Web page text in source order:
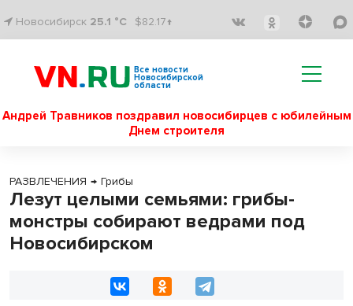
Новосибирск 25.1 °C $82.17↑
Все новости
Новосибирской
области
Андрей Травников поздравил новосибирцев с юбилейным
Днем строителя
РАЗВЛЕЧЕНИЯ → Грибы
Лезут целыми семьями: грибы-
монстры собирают ведрами под
Новосибирском